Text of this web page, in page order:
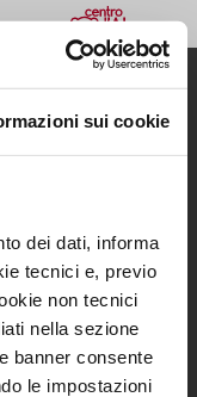
sui cookie
dei dati, informa
tecnici e, previo
non tecnici
nella sezione
banner consente
le impostazioni
Expo